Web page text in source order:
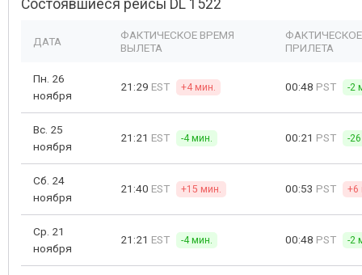
Состоявшиеся рейсы DL 1522
ДАТА
ФАКТИЧЕСКОЕ ВРЕМЯ
ВЫЛЕТА
ПРИЛЕТА
Пн. 26
ноября
21:29 EST +4 мин. 00:48 PST -2
Вс. 25
ноября
21:21 EST -4 мин. 00:21 PST -
Сб. 24
ноября
21:40 EST +15 мин. 00:53 PST +6
Ср. 21
ноября
21:21 EST -4 мин. 00:48 PST -2